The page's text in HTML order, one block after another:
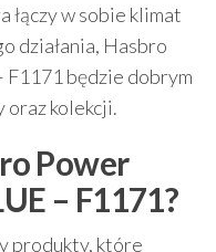
łączy w sobie klimat
działania, Hasbro
F1171 będzie dobrym
oraz kolekcji.
Power
– F1171?
produkty, które